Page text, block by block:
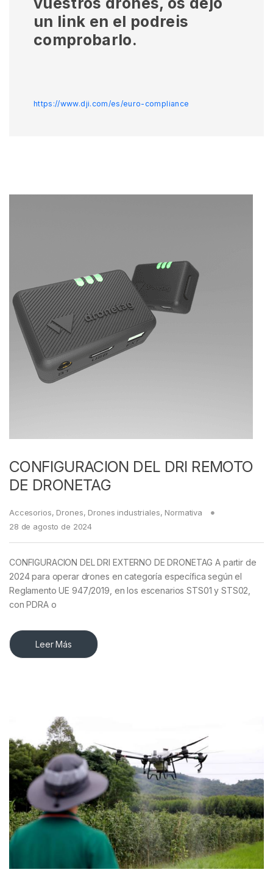
un link en el podreis
comprobarlo.
https://www.dji.com/es/euro-compliance
CONFIGURACION DEL DRI REMOTO
DE DRONETAG
Accesorios, Drones, Drones industriales, Normativa
28 de agosto de 2024
CONFIGURACION DEL DRI EXTERNO DE DRONETAG A partir de
2024 para operar drones en categoría específica según el
Reglamento UE 947/2019, en los escenarios STS01 y STS02,
con PDRA o
Leer Más